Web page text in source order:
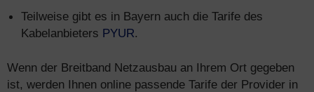
Teilweise gibt es in Bayern auch die Tarife des
Kabelanbieters PYUR.
Wenn der Breitband Netzausbau an Ihrem Ort gegeben
ist, werden Ihnen online passende Tarife der Provider in